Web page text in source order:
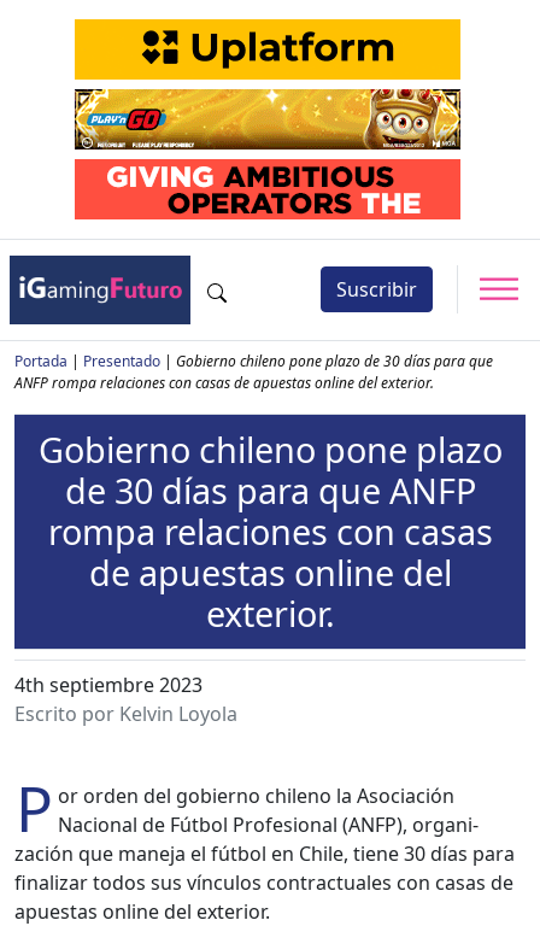
Suscribir
Portada | Presentado | Gobierno chileno pone plazo de 30 días para que
ANFP rompa relaciones con casas de apuestas online del exterior.
Gobierno chileno pone plazo
de 30 días para que ANFP
rompa relaciones con casas
de apuestas online del
exterior.
4th septiembre 2023
Escrito por Kelvin Loyola
P or orden del gob­ier­no chileno la Aso­ciación
Nacional de Fút­bol Pro­fe­sion­al (ANFP), orga­ni­
zación que mane­ja el fút­bol en Chile, tiene 30 días para
finalizar todos sus vín­cu­los con­trac­tuales con casas de
apues­tas online del exte­ri­or.